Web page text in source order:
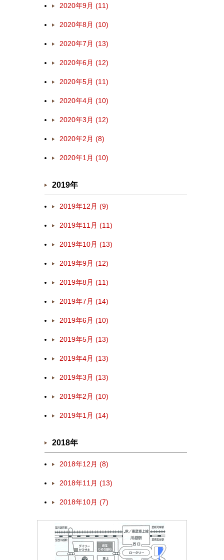
2020年9月 (11)
2020年8月 (10)
2020年7月 (13)
2020年6月 (12)
2020年5月 (11)
2020年4月 (10)
2020年3月 (12)
2020年2月 (8)
2020年1月 (10)
2019年
2019年12月 (9)
2019年11月 (11)
2019年10月 (13)
2019年9月 (12)
2019年8月 (11)
2019年7月 (14)
2019年6月 (10)
2019年5月 (13)
2019年4月 (13)
2019年3月 (13)
2019年2月 (10)
2019年1月 (14)
2018年
2018年12月 (8)
2018年11月 (13)
2018年10月 (7)